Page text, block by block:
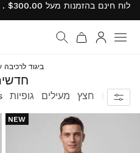
ביגוד לרכיבה
גופיות מעילים חצץ אפודים
NEW